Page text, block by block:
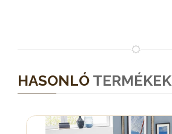
HASONLÓ TERMÉKEK